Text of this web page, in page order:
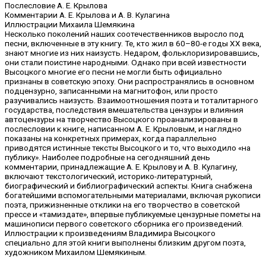
Послесловие А. Е. Крылова
Комментарии А. Е. Крылова и А. В. Кулагина
Иллюстрации Михаила Шемякина
Несколько поколений наших соотечественников выросло под
песни, включенные в эту книгу. Те, кто жил в 60–80-е годы XX века,
знают многие из них наизусть. Недаром, фольклоризировавшись,
они стали поистине народными. Однако при всей известности
Высоцкого многие его песни не могли быть официально
признаны в советскую эпоху. Они распространялись в основном
подцензурно, записанными на магнитофон, или просто
разучивались наизусть. Взаимоотношения поэта и тоталитарного
государства, последствия вмешательства цензуры и влияния
автоцензуры на творчество Высоцкого проанализированы в
послесловии к книге, написанном А. Е. Крыловым, и наглядно
показаны на конкретных примерах, когда параллельно
приводятся истинные тексты Высоцкого и то, что выходило «на
публику». Наиболее подробные на сегодняшний день
комментарии, принадлежащие А. Е. Крылову и А. В. Кулагину,
включают текстологический, историко-литературный,
биографический и библиографический аспекты. Книга снабжена
богатейшими вспомогательными материалами, включая рукописи
поэта, прижизненные отклики на его творчество в советской
прессе и «тамиздате», впервые публикуемые цензурные пометы на
машинописи первого советского сборника его произведений.
Иллюстрации к произведениям Владимира Высоцкого
специально для этой книги выполнены близким другом поэта,
художником Михаилом Шемякиным.